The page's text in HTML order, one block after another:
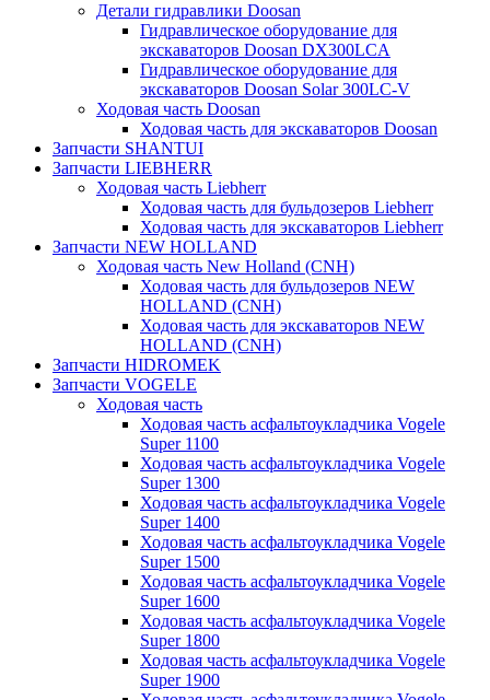
Детали гидравлики Doosan
Гидравлическое оборудование для
экскаваторов Doosan DX300LCA
Гидравлическое оборудование для
экскаваторов Doosan Solar 300LC-V
Ходовая часть Doosan
Ходовая часть для экскаваторов Doosan
Запчасти SHANTUI
Запчасти LIEBHERR
Ходовая часть Liebherr
Ходовая часть для бульдозеров Liebherr
Ходовая часть для экскаваторов Liebherr
Запчасти NEW HOLLAND
Ходовая часть New Holland (CNH)
Ходовая часть для бульдозеров NEW
HOLLAND (CNH)
Ходовая часть для экскаваторов NEW
HOLLAND (CNH)
Запчасти HIDROMEK
Запчасти VOGELE
Ходовая часть
Ходовая часть асфальтоукладчика Vogele
Super 1100
Ходовая часть асфальтоукладчика Vogele
Super 1300
Ходовая часть асфальтоукладчика Vogele
Super 1400
Ходовая часть асфальтоукладчика Vogele
Super 1500
Ходовая часть асфальтоукладчика Vogele
Super 1600
Ходовая часть асфальтоукладчика Vogele
Super 1800
Ходовая часть асфальтоукладчика Vogele
Super 1900